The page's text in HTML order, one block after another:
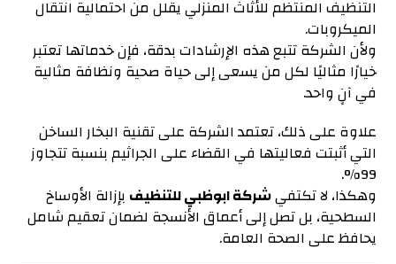
التنظيف المنتظم للأثاث المنزلي يقلل من احتمالية انتقال
الميكروبات.
ولأن الشركة تتبع هذه الإرشادات بدقة، فإن خدماتها تعتبر
خيارًا مثاليًا لكل من يسعى إلى حياة صحية ونظافة مثالية
في آنٍ واحد.
علاوة على ذلك، تعتمد الشركة على تقنية البخار الساخن
التي أثبتت فعاليتها في القضاء على الجراثيم بنسبة تتجاوز
99%.
وهكذا، لا تكتفيشركة ابوظبي للتنظيف بإزالة الأوساخ
السطحية، بل تصل إلى أعماق الأنسجة لضمان تعقيم شامل
يحافظ على الصحة العامة.